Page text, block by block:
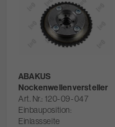
ABAKUS
Nockenwellenversteller
Art. Nr. 120-09-047
Einbauposition:
Einlassseite